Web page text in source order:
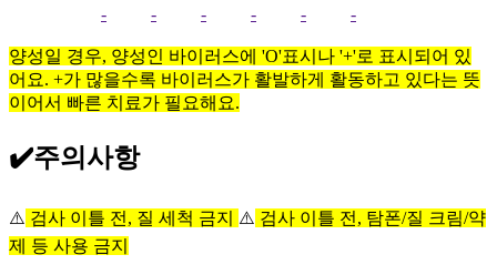
-
- - - - -
양성일 경우, 양성인 바이러스에 'O'표시나 '+'로 표시되어 있
어요. +가 많을수록 바이러스가 활발하게 활동하고 있다는 뜻
이어서 빠른 치료가 필요해요.
✔️주의사항
⚠️ 검사 이틀 전, 질 세척 금지 ⚠️ 검사 이틀 전, 탐폰/질 크림/약
제 등 사용 금지